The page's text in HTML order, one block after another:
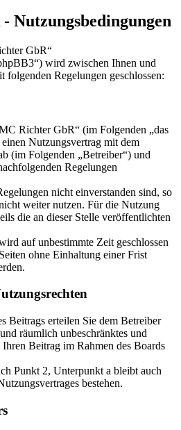
Nutzungsbedingungen
GbR“
wird zwischen Ihnen und
folgenden Regelungen geschlossen:
Richter GbR“ (im Folgenden „das
Nutzungsvertrag mit dem
(im Folgenden „Betreiber“) und
Regelungen
nicht einverstanden sind, so
weiter nutzen. Für die Nutzung
die an dieser Stelle veröffentlichten
auf unbestimmte Zeit geschlossen
ohne Einhaltung einer Frist
Beitrags erteilen Sie dem Betreiber
räumlich unbeschränktes und
Beitrag im Rahmen des Boards
Punkt 2, Unterpunkt a bleibt auch
bestehen.